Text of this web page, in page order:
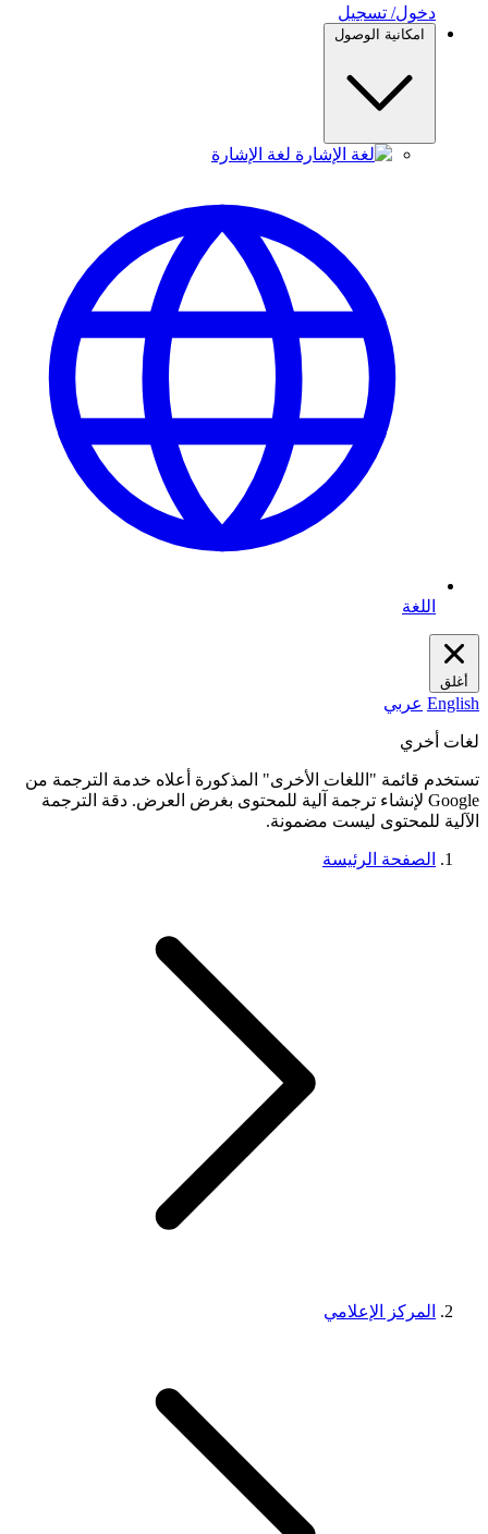
دخول/ تسجيل
امكانية الوصول
لغة الإشارة
اللغة
أغلق
English عربي
لغات أخري
تستخدم قائمة "اللغات الأخرى" المذكورة أعلاه خدمة الترجمة من
Google لإنشاء ترجمة آلية للمحتوى بغرض العرض. دقة الترجمة
الآلية للمحتوى ليست مضمونة.
الصفحة الرئيسة
المركز الإعلامي